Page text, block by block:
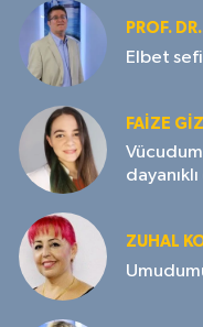
PROF.
Elbet
FAIZE
ZUHAL